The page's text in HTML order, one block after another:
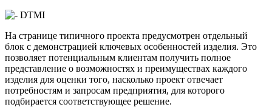
На странице типичного проекта предусмотрен отдельный
блок с демонстрацией ключевых особенностей изделия. Это
позволяет потенциальным клиентам получить полное
представление о возможностях и преимуществах каждого
изделия для оценки того, насколько проект отвечает
потребностям и запросам предприятия, для которого
подбирается соответствующее решение.